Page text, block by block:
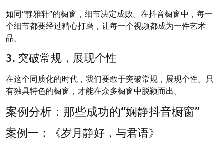
如同“静雅轩”的橱窗，细节决定成败。在抖音橱窗中，每一
个细节都要经过精心打磨，让每一个视频都成为一件艺术
品。
3. 突破常规，展现个性
在这个同质化的时代，我们要敢于突破常规，展现个性。只
有独具特色的橱窗，才能在众多橱窗中脱颖而出。
案例分析：那些成功的“娴静抖音橱窗”
案例一：《岁月静好，与君语》